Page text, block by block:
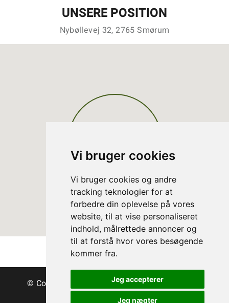
Vi bruger cookies
Vi bruger cookies og andre
tracking teknologier for at
forbedre din oplevelse på vores
website, til at vise personaliseret
indhold, målrettede annoncer og
til at forstå hvor vores besøgende
kommer fra.
Jeg accepterer
Jeg nægter
UNSERE POSITION
Nybøllevej 32, 2765 Smørum
© Copyright Dänische Christbäume - Bäume &
Schnittgrün